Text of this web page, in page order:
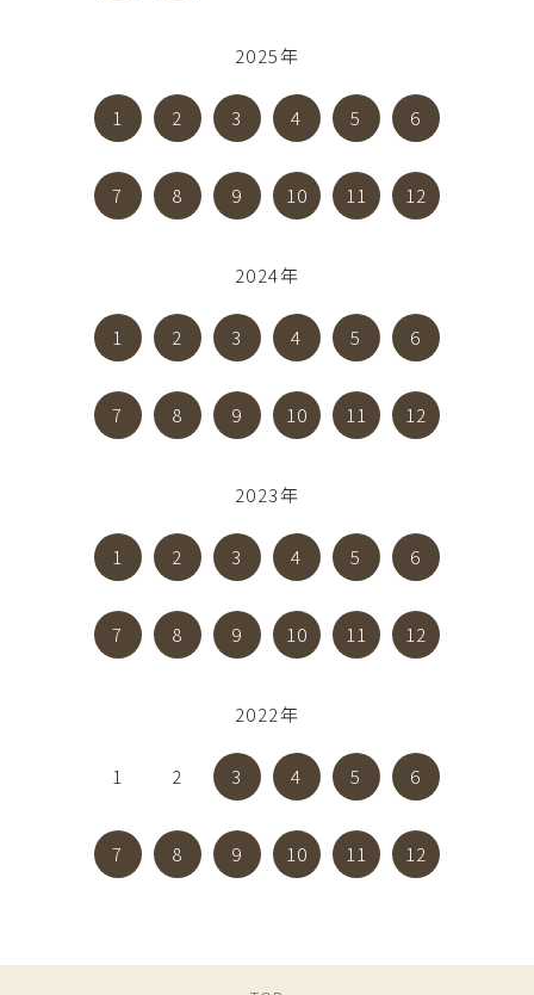
2025年
1 2 3 4 5 6
7 8 9 10 11 12
2024年
1 2 3 4 5 6
7 8 9 10 11 12
2023年
1 2 3 4 5 6
7 8 9 10 11 12
2022年
1 2 3 4 5 6
7 8 9 10 11 12